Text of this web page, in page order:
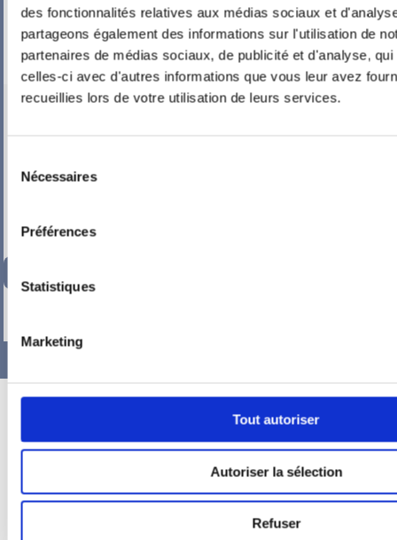
des fonctionnalités relatives aux médias sociaux et
partageons également des informations sur l'utilisation de
partenaires de médias sociaux, de publicité et d'analyse,
celles-ci avec d'autres informations que vous leur avez
recueillies lors de votre utilisation de leurs services.
Nécessaires
Préférences
Statistiques
Marketing
Tout autoriser
Autoriser la sélection
Refuser
PIEUVRE PRO-FIL PERSONNALISÉE : CHAMBRE BUREAU